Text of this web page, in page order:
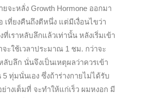
ยจะหลั่ง Growth Hormone ออกมา
เที่ยงคืนถึงตีหนึ่ง แต่มีเงื่อนไขว่า
ที่เราหลับลึกแล้วเท่านั้น หลังเริ่มเข้า
จะใช้เวลาประมาณ 1 ชม. กว่าจะ
ลับลึก นั่นจึงเป็นเหตุผลว่าควรเข้า
5 ทุ่มนั่นเอง ซึ่งถ้าร่างกายไม่ได้รับ
างเต็มที่ จะทำให้แก่เร็ว ผมหงอก มี